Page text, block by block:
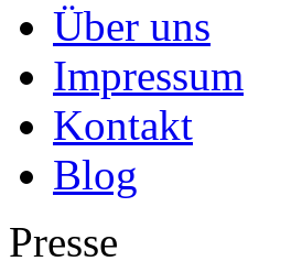
Über uns
Impressum
Kontakt
Blog
Presse